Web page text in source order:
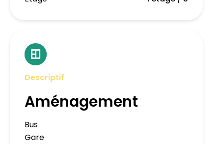
Descriptif
Aménagement
Bus
Gare